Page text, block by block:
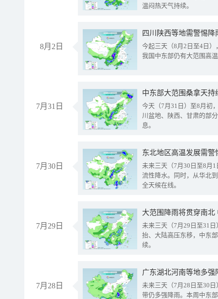
温闷热天气持续。
8月2日
今起三天（8月2日至4日
我国中东部仍有大范围高
7月31日
中东部大范围桑拿天
今天（7月31日）至8月初
川盆地、陕西、甘肃的部
息。
7月30日
东北地区高温发展需
未来三天（7月30日至8月
流性降水。同时，从华北
全天候在线。
7月29日
大范围降雨将贯穿南
未来三天（7月29日至31
抬、大陆高压东移，中东
续。
7月28日
广东湖北河南等地多
未来三天（7月28日至30
带仍多强降雨。本周中东